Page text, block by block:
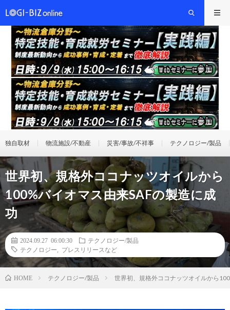
独自取材 物流施設/不動産 災害/事故/不祥事 テクノロジー/製品
世界初、規格外ココナッツオイルから
100%バイオマス由来SAFの製造に成
功
2024.09.27 06:00:30
テクノロジー/製品
テクノロジー
プレスリリースなど
HOME テクノロジー/製品 世界初、規格外ココナッツオイルから